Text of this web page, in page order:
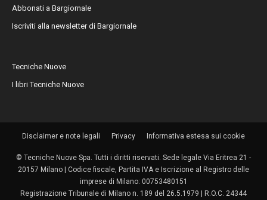
Abbonati a Bargiornale
Iscriviti alla newsletter di Bargiornale
Tecniche Nuove
I libri Tecniche Nuove
Disclaimer e note legali Privacy Informativa estesa sui cookie
© Tecniche Nuove Spa. Tutti i diritti riservati. Sede legale Via Eritrea 21 -
20157 Milano | Codice fiscale, Partita IVA e Iscrizione al Registro delle
imprese di Milano: 00753480151
Registrazione Tribunale di Milano n. 189 del 26.5.1979 | R.O.C. 24344